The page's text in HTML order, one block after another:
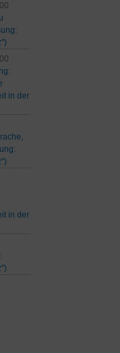
in der
in der